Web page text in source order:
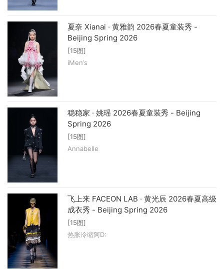
夏奈 Xianai · 黄雅韵 2026春夏童装秀 -
Beijing Spring 2026
[15图]
iMen‘s
稳稳家 · 姚瑶 2026春夏童装秀 - Beijing
Spring 2026
[15图]
Annabelle
飞上来 FACEON LAB‌ · 黄光辰 2026春夏高级
成衣秀 - Beijing Spring 2026
[15图]
热胀冷缩阿D: